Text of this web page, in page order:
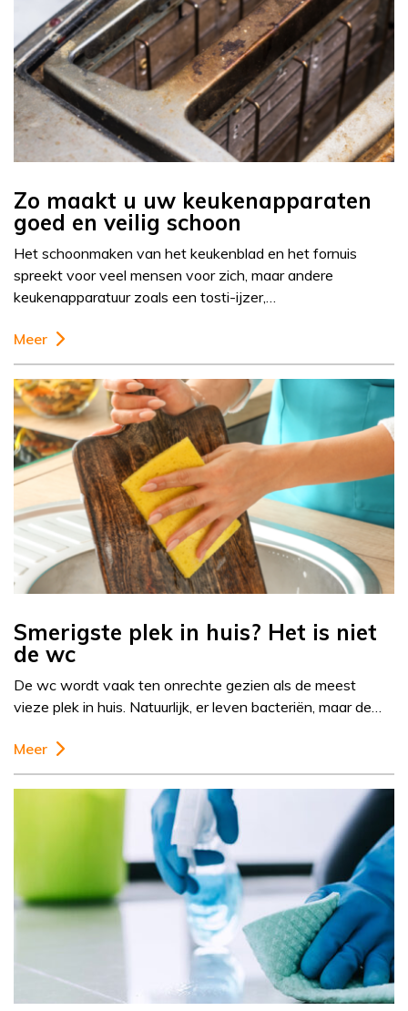
Zo maakt u uw keukenapparaten
goed en veilig schoon
Het schoonmaken van het keukenblad en het fornuis
spreekt voor veel mensen voor zich, maar andere
keukenapparatuur zoals een tosti-ijzer,…
Meer
Smerigste plek in huis? Het is niet
de wc
De wc wordt vaak ten onrechte gezien als de meest
vieze plek in huis. Natuurlijk, er leven bacteriën, maar de…
Meer